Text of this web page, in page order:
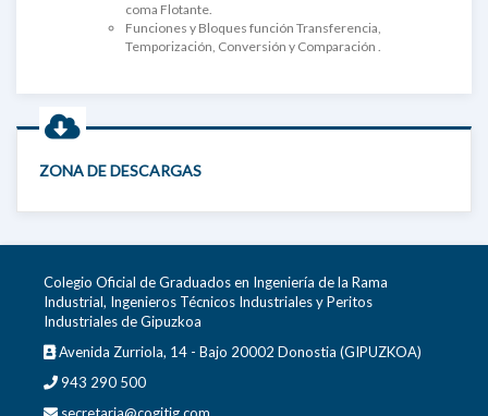
coma Flotante.
Funciones y Bloques función Transferencia,
Temporización, Conversión y Comparación .
ZONA DE DESCARGAS
Colegio Oficial de Graduados en Ingeniería de la Rama
Industrial, Ingenieros Técnicos Industriales y Peritos
Industriales de Gipuzkoa
Avenida Zurriola, 14 - Bajo 20002 Donostia (GIPUZKOA)
943 290 500